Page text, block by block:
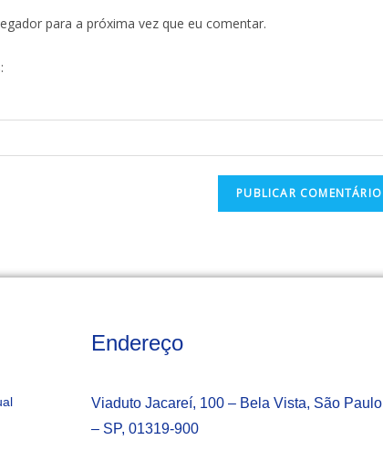
para a próxima vez que eu comentar.
Endereço
Viaduto Jacareí, 100 – Bela Vista, São Paulo
– SP, 01319-900